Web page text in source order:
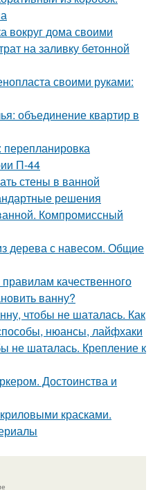
дома своими
на заливку бетонной
своими руками:
объединение квартир в
перепланировка
П-44
стены в ванной
решения
Компромиссный
дерева с навесом. Общие
качественного
ванну?
чтобы не шаталась. Как
нюансы, лайфхаки
не шаталась. Крепление к
Достоинства и
красками.